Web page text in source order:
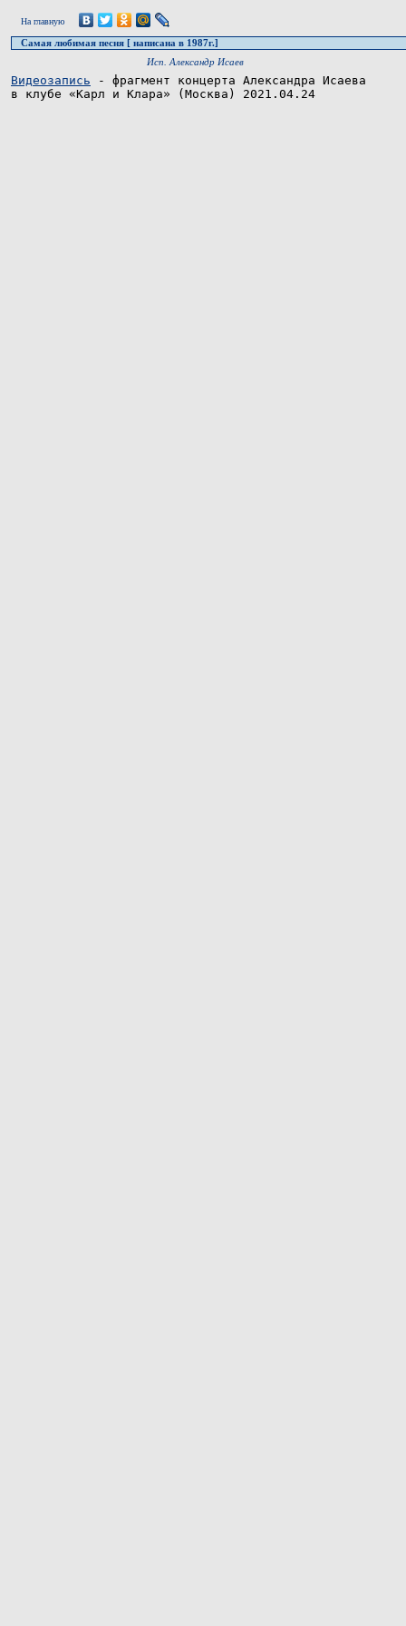
На главную
Самая любимая песня [ написана в 1987г.]
Исп. Александр Исаев
Видеозапись - фрагмент концерта Александра Исаева
в клубе «Карл и Клара» (Москва) 2021.04.24